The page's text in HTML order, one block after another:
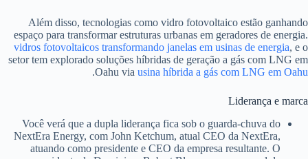
Além disso, tecnologias como vidro fotovoltaico estão ganhando
espaço para transformar estruturas urbanas em geradores de energia.
vidros fotovoltaicos transformando janelas em usinas de energia, e o
setor tem explorado soluções híbridas de geração a gás com LNG em
Oahu via usina híbrida a gás com LNG em Oahu
.
Liderança e marca
Você verá que a dupla liderança fica sob o guarda‑chuva do
NextEra Energy, com John Ketchum, atual CEO da NextEra,
atuando como presidente e CEO da empresa resultante. O